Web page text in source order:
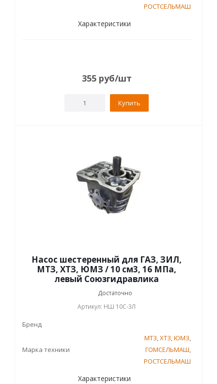
РОСТСЕЛЬМАШ
Характеристики
355 руб/шт
Купить
Насос шестеренный для ГАЗ, ЗИЛ,
МТЗ, ХТЗ, ЮМЗ / 10 см3, 16 МПа,
левый Союзгидравлика
Достаточно
Артикул: НШ 10С-3Л
Бренд
Марка техники
МТЗ,ХТЗ,ЮМЗ,
ГОМСЕЛЬМАШ,
РОСТСЕЛЬМАШ
Характеристики